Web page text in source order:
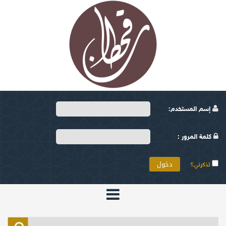
إسم المستخدم:
كلمة المرور :
تذكرني؟